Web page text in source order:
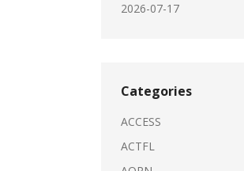
2026-07-17
Categories
ACCESS
ACTFL